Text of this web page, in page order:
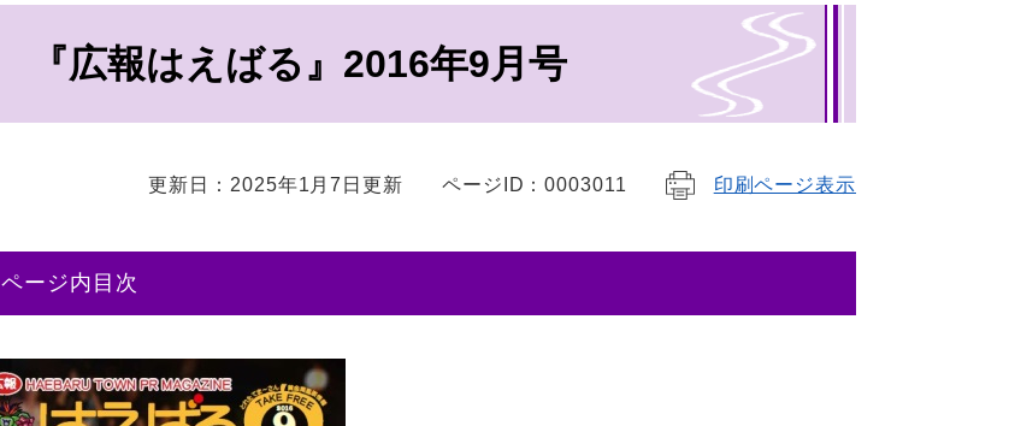
『広報はえばる』2016年9月号
更新日：2025年1月7日更新 ページID：0003011 印刷ページ表示
ページ内目次